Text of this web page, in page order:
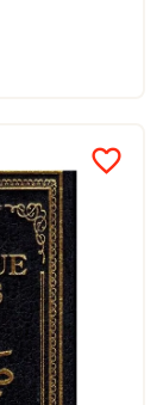
favorite_border